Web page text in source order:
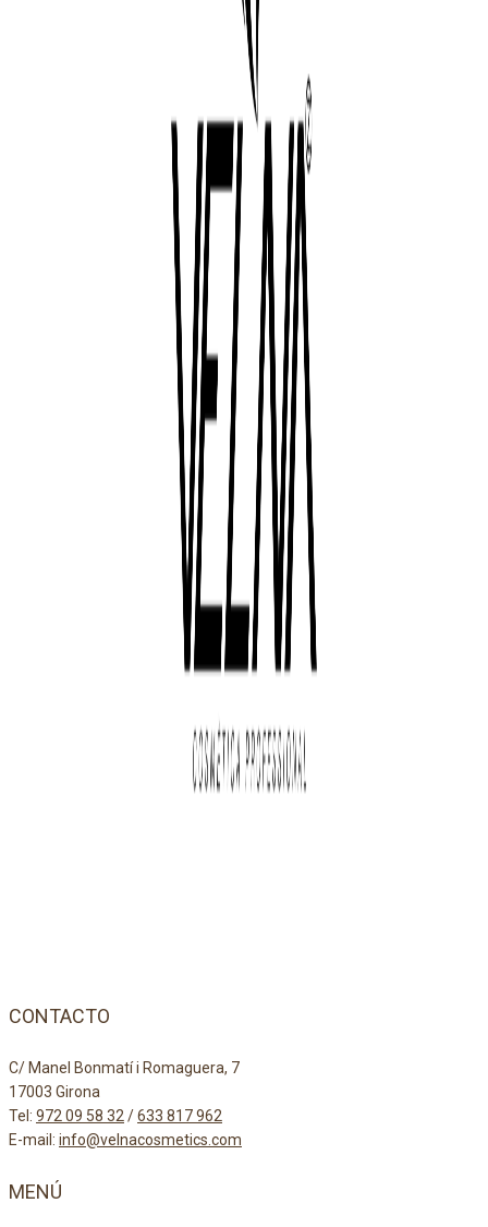
CONTACTO
C/ Manel Bonmatí i Romaguera, 7
17003 Girona
Tel: 972 09 58 32/633 817 962
E-mail: info@velnacosmetics.com
MENÚ